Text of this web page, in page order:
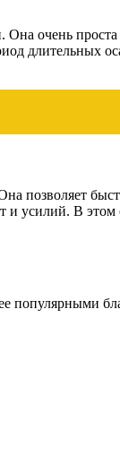
Она очень
длительных
позволяет
и усилий. В
популярными